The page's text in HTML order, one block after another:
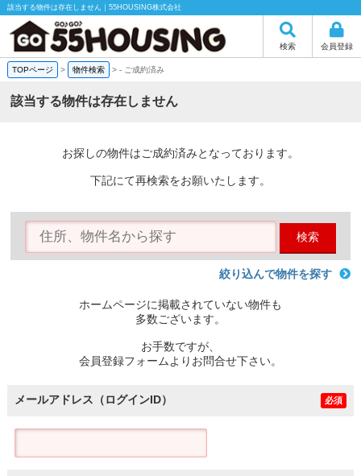
該当する物件は存在しません｜55HOUSING株式会社
検索 会員登録
TOPページ > 物件検索 >- ご成約済み
該当する物件は存在しません
お探しの物件はご成約済みとなっております。
下記にて再検索をお願いたします。
検索
絞り込んで物件を探す
ホームページに掲載されていない物件も
多数ございます。
お手数ですが、
会員登録フォームよりお問合せ下さい。
メールアドレス（ログインID） 必須